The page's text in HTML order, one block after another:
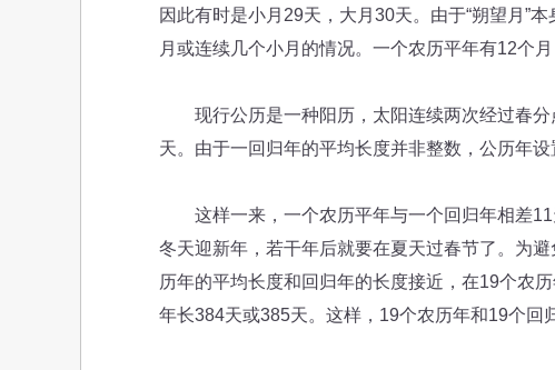
因此有时是小月29天，大月30天。由于“朔望月”
月或连续几个小月的情况。一个农历平年有12个
现行公历是一种阳历，太阳连续两次经过春分
天。由于一回归年的平均长度并非整数，公历年
这样一来，一个农历平年与一个回归年相差11
冬天迎新年，若干年后就要在夏天过春节了。为
历年的平均长度和回归年的长度接近，在19个农
年长384天或385天。这样，19个农历年和19个回